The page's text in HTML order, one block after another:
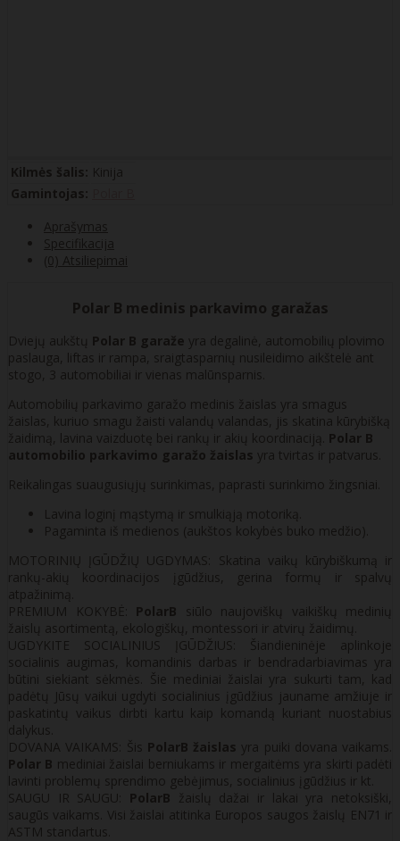
Kilmės šalis: Kinija
Gamintojas:
Aprašymas
Specifikacija
(0) Atsiliepimai
Polar B medinis parkavimo garažas
Dviejų aukštų Polar B garaže yra degalinė, automobilių plovimo
paslauga, liftas ir rampa, sraigtasparnių nusileidimo aikštelė ant
stogo, 3 automobiliai ir vienas malūnsparnis.
Automobilių parkavimo garažo medinis žaislas yra smagus
žaislas, kuriuo smagu žaisti valandų valandas, jis skatina kūrybišką
žaidimą, lavina vaizduotę bei rankų ir akių koordinaciją. Polar B
automobilio parkavimo garažo žaislas yra tvirtas ir patvarus.
Reikalingas suaugusiųjų surinkimas, paprasti surinkimo žingsniai.
Lavina loginį mąstymą ir smulkiąją motoriką.
Pagaminta iš medienos (aukštos kokybės buko medžio).
MOTORINIŲ ĮGŪDŽIŲ UGDYMAS: Skatina vaikų kūrybiškumą ir
rankų-akių koordinacijos įgūdžius, gerina formų ir spalvų
atpažinimą.
PREMIUM KOKYBĖ: PolarB siūlo naujoviškų vaikiškų medinių
žaislų asortimentą, ekologiškų, montessori ir atvirų žaidimų.
UGDYKITE SOCIALINIUS ĮGŪDŽIUS: Šiandieninėje aplinkoje
socialinis augimas, komandinis darbas ir bendradarbiavimas yra
būtini siekiant sėkmės. Šie mediniai žaislai yra sukurti tam, kad
padėtų Jūsų vaikui ugdyti socialinius įgūdžius jauname amžiuje ir
paskatintų vaikus dirbti kartu kaip komandą kuriant nuostabius
dalykus.
DOVANA VAIKAMS: Šis PolarB žaislas yra puiki dovana vaikams.
Polar B mediniai žaislai berniukams ir mergaitėms yra skirti padėti
lavinti problemų sprendimo gebėjimus, socialinius įgūdžius ir kt.
SAUGU IR SAUGU: PolarB žaislų dažai ir lakai yra netoksiški,
saugūs vaikams. Visi žaislai atitinka Europos saugos žaislų EN71 ir
ASTM standartus.